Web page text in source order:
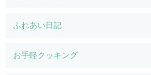
ふれあい日記
お手軽クッキング